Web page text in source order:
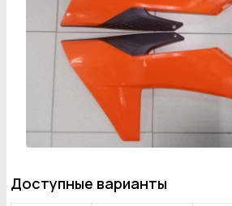
Доступные варианты